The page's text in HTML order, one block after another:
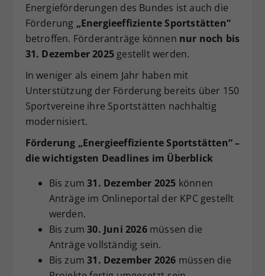
Energieförderungen des Bundes ist auch die
Förderung „Energieeffiziente Sportstätten“
betroffen. Förderanträge können nur noch bis
31. Dezember 2025 gestellt werden.
In weniger als einem Jahr haben mit
Unterstützung der Förderung bereits über 150
Sportvereine ihre Sportstätten nachhaltig
modernisiert.
Förderung „Energieeffiziente Sportstätten“ –
die wichtigsten Deadlines im Überblick
Bis zum31. Dezember 2025 können
Anträge im Onlineportal der KPC gestellt
werden.
Bis zum30. Juni 2026müssen die
Anträge vollständig sein.
Bis zum31. Dezember 2026 müssen die
Zweck
Dieser Wert speichert Ihre Consent-
Einstellungen. Unter anderem eine
zufällig generierte ID, für die
historische Speicherung Ihrer
Webseiten-Betreiber dies eingestellt
hat.